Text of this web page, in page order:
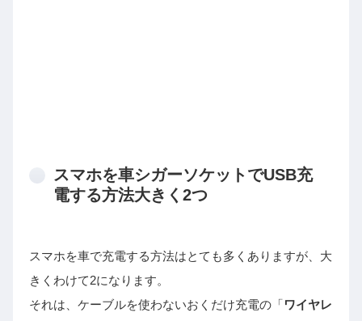
スマホを車シガーソケットでUSB充
電する方法大きく2つ
スマホを車で充電する方法はとても多くありますが、大
きくわけて2になります。
それは、ケーブルを使わないおくだけ充電の「ワイヤレ